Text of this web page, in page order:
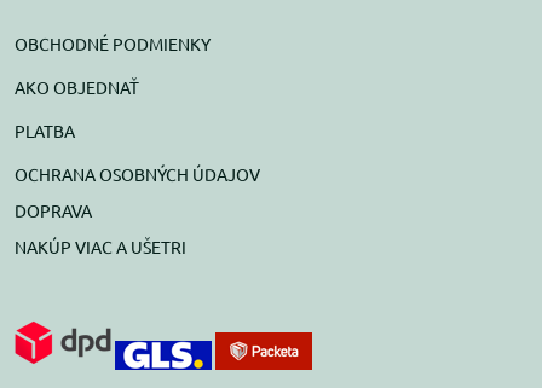
OBCHODNÉ PODMIENKY
AKO OBJEDNAŤ
PLATBA
OCHRANA OSOBNÝCH ÚDAJOV
DOPRAVA
NAKÚP VIAC A UŠETRI